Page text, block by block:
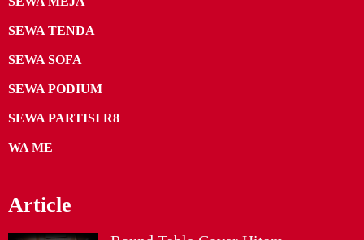
SEWA TENDA
SEWA SOFA
SEWA PODIUM
SEWA PARTISI R8
WA ME
Article